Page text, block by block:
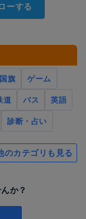
ーする
国旗
ゲーム
道 バス
英語
診断・占い
のカテゴリも見る
か？